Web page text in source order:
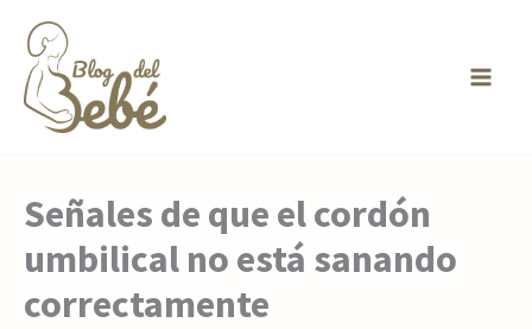
contenido
Señales de que el cordón
umbilical no está sanando
correctamente